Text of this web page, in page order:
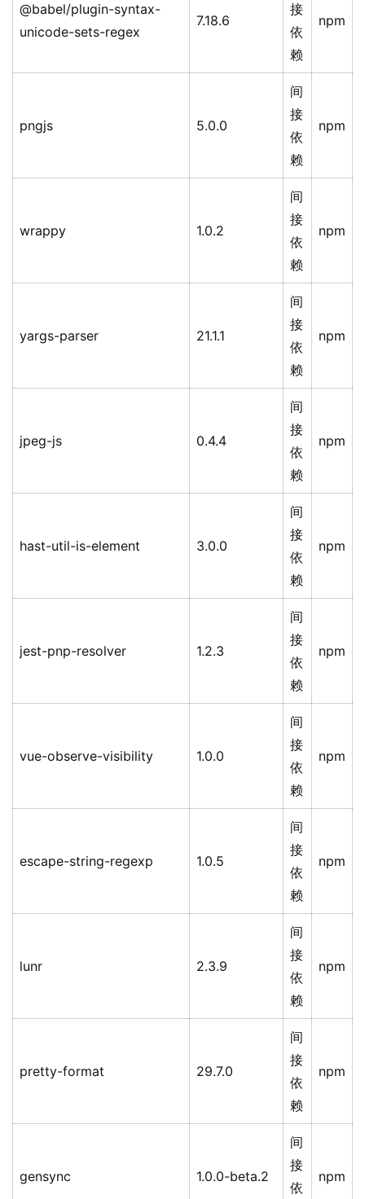
@babel/plugin-syntax-
unicode-sets-regex
7.18.6
接
依
赖
npm
pngjs 5.0.0
间
接
依
赖
npm
wrappy 1.0.2
间
接
依
赖
npm
yargs-parser 21.1.1
间
接
依
赖
npm
jpeg-js 0.4.4
间
接
依
赖
npm
hast-util-is-element 3.0.0
间
接
依
赖
npm
jest-pnp-resolver 1.2.3
间
接
依
赖
npm
vue-observe-visibility 1.0.0
间
接
依
赖
npm
escape-string-regexp 1.0.5
间
接
依
赖
npm
lunr 2.3.9
间
接
依
赖
npm
pretty-format 29.7.0
间
接
依
赖
npm
gensync 1.0.0-beta.2
间
接
依
npm